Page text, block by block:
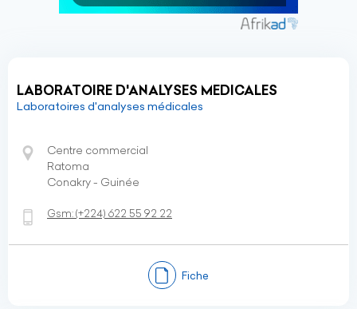
LABORATOIRE D'ANALYSES MEDICALES
Laboratoires d'analyses médicales
Centre commercial
Ratoma
Conakry - Guinée
Gsm:(+224) 622 55 92 22
Fiche